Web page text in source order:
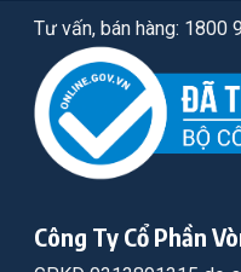
Tư vấn, bán hàng: 1800
Công Ty Cổ Phần